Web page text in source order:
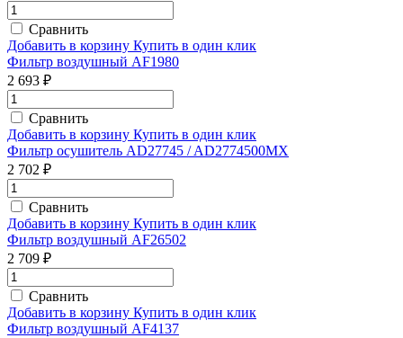
Сравнить
Добавить в корзину Купить в один клик
Фильтр воздушный AF1980
2 693 ₽
Сравнить
Добавить в корзину Купить в один клик
Фильтр осушитель AD27745 / AD2774500MX
2 702 ₽
Сравнить
Добавить в корзину Купить в один клик
Фильтр воздушный AF26502
2 709 ₽
Сравнить
Добавить в корзину Купить в один клик
Фильтр воздушный AF4137